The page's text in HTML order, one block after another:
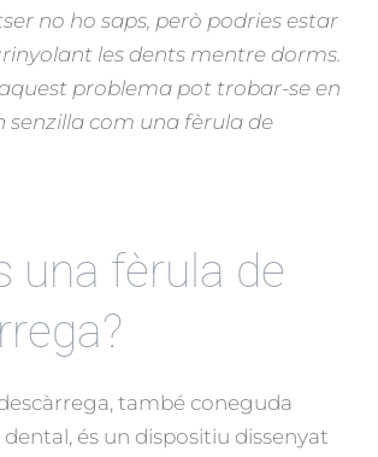
no ho saps, però podries estar
les dents mentre dorms.
problema pot trobar-se en
senzilla com una fèrula de
una fèrula de
també coneguda
és un dispositiu dissenyat